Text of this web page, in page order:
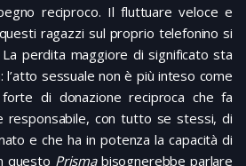
reciproco. Il fluttuare veloce e
ragazzi sul proprio telefonino si
perdita maggiore di significato sta
l’atto sessuale non è più inteso come
di donazione reciproca che fa
responsabile, con tutto se stessi, di
e che ha in potenza la capacità di
questo Prismabisognerebbe parlare